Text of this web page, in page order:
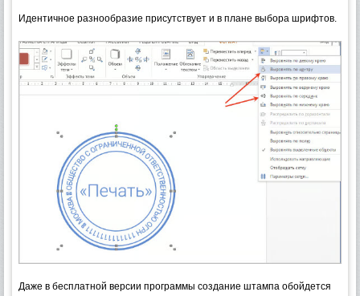
Идентичное разнообразие присутствует и в плане выбора шрифтов.
Даже в бесплатной версии программы создание штампа обойдется